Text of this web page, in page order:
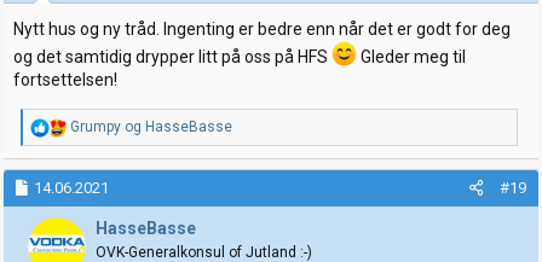
Nytt hus og ny tråd. Ingenting er bedre enn når det er godt for deg
og det samtidig drypper litt på oss på HFS
Gleder meg til
fortsettelsen!
R
e
a
k
s
j
o
Grumpy og HasseBasse
14.06.2021 #19
HasseBasse
OVK-Generalkonsul of Jutland :-)